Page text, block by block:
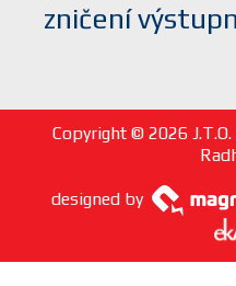
zničení
Copyright © 2026
designed by